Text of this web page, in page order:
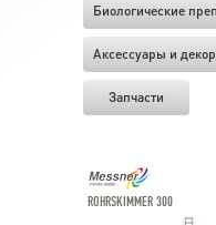
Биологические
Аксессуары и декор
Запчасти
ROHRSKIMMER 300